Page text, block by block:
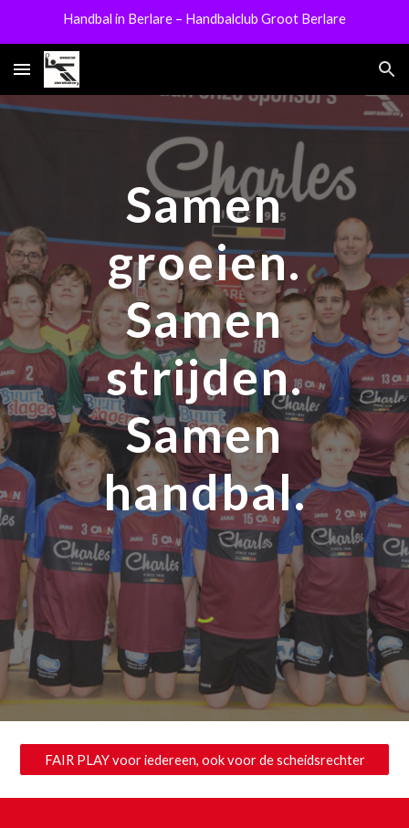
Handbal in Berlare – Handbalclub Groot Berlare
Samen
groeien.
Samen
strijden.
Samen
handbal.
FAIR PLAY voor iedereen, ook voor de scheidsrechter